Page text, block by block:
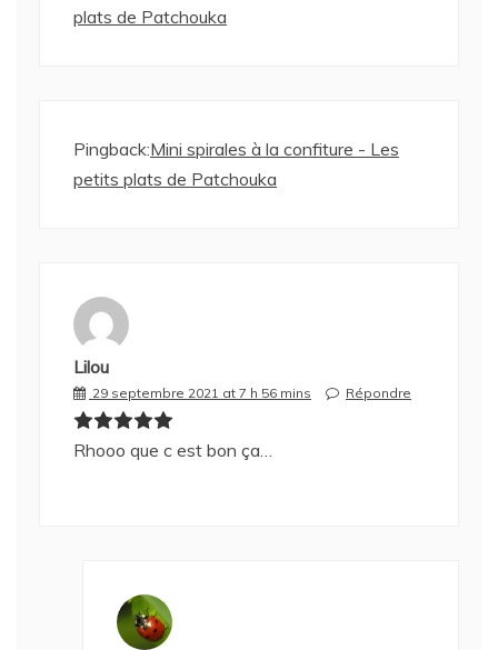
plats de Patchouka
Pingback:Mini spirales à la confiture - Les
petits plats de Patchouka
Lilou
29 septembre 2021 at 7 h 56 mins Répondre
Rhooo que c est bon ça…